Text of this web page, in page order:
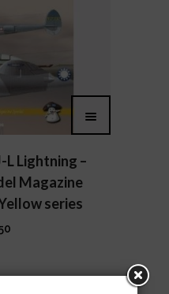
L Lightning –
Magazine
series